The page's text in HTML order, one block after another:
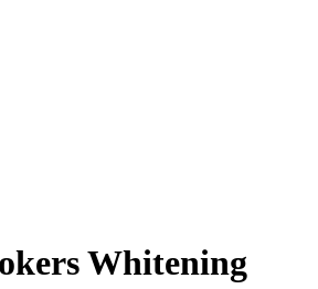
Whitening